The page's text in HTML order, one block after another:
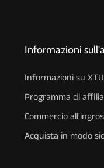
Informazioni
Informazioni su XTU
Programma di
Commercio
Acquista in modo